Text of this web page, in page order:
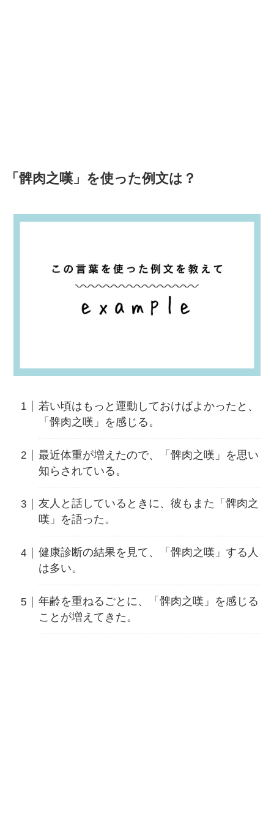
「髀肉之嘆」を使った例文は？
若い頃はもっと運動しておけばよかったと、
「髀肉之嘆」を感じる。
最近体重が増えたので、「髀肉之嘆」を思い
知らされている。
友人と話しているときに、彼もまた「髀肉之
嘆」を語った。
健康診断の結果を見て、「髀肉之嘆」する人
は多い。
年齢を重ねるごとに、「髀肉之嘆」を感じる
ことが増えてきた。